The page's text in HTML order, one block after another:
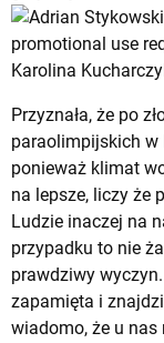
Karolina
Przyznała, że po
paraolimpijskich w
ponieważ klimat
na lepsze, liczy że
Ludzie inaczej na
przypadku to nie
prawdziwy
zapamięta i
wiadomo, że u